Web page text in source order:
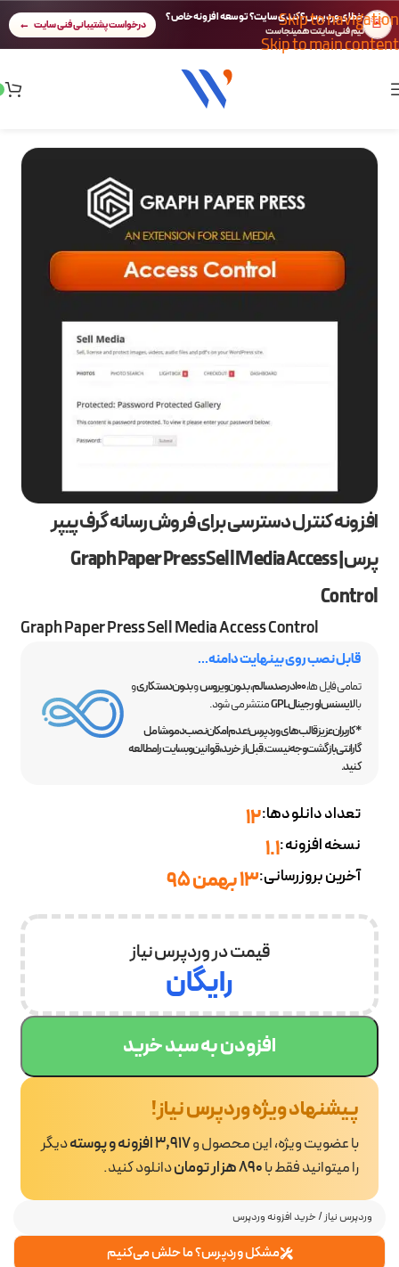
Skip to navigation
Skip to main content
🚨 خطای وردپرس؟ کندی سایت؟ توسعه افزونه خاص؟
تیم فنی سایتت همینجاست درخواست پشتیبانی فنی سایت
وردپرس نیاز/خرید افزونه وردپرس
مشکل وردپرس؟ ما حلش می‌کنیم
افزونه کنترل دسترسی برای فروش رسانه گرف پیپر
پرس | Graph Paper Press Sell Media Access
Control
Graph Paper Press Sell Media Access Control
قابل نصب روی بینهایت دامنه...
تمامی فایل ها،100 درصد سالم ،بدون ویروسوبدون دستکاریو
بالایسنس اورجینال GPL
منتشر می شود.
*کاربران عزیز قالب‌های وردپرس؛ عدم امکان نصب دمو، شامل
گارانتی بازگشت وجه نیست. قبل از خرید، قوانین وبسایت را مطالعه
کنید.
تعداد دانلودها:12
نسخه افزونه:1.1
آخرین بروزرسانی:۱۳ بهمن ۹۵
قیمت در وردپرس نیاز
رایگان
افزودن به سبد خرید
پیشنهاد ویژه وردپرس نیاز!
با عضویت ویژه، این محصول و3,917 افزونه و پوسته
دیگر
را میتوانید فقط با890 هزار تومان دانلود کنید.